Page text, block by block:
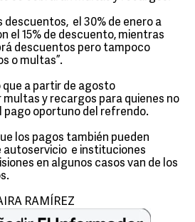
descuentos, el 30% de enero a
el 15% de descuento, mientras
descuentos pero tampoco
o multas”.
que a partir de agosto
y recargos para quienes no
pago oportuno del refrendo.
los pagos también pueden
autoservicio e instituciones
en algunos casos van de los
RAMÍREZ